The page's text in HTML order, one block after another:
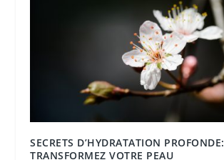
SECRETS D’HYDRATATION PROFONDE:
TRANSFORMEZ VOTRE PEAU